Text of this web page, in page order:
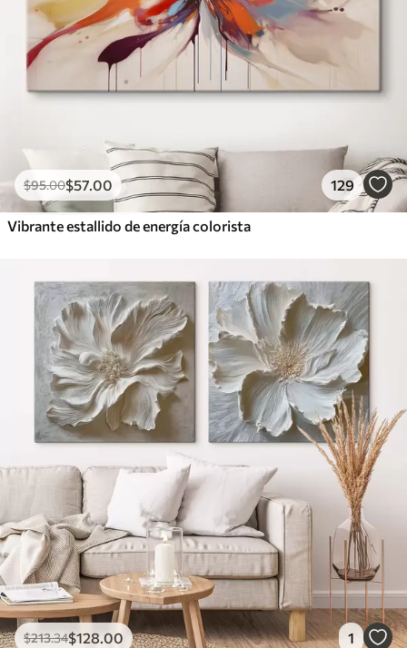
$95.00$57.00 129
Vibrante estallido de energía colorista
$213.34$128.00 1